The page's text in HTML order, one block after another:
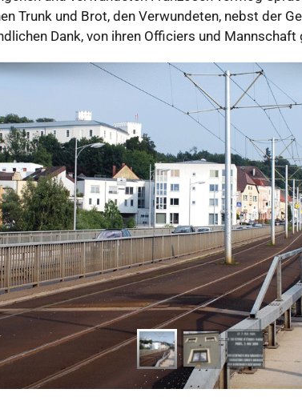
Trunk und Brot, den Verwundeten, nebst der
Dank, von ihren Officiers und Mannschaft